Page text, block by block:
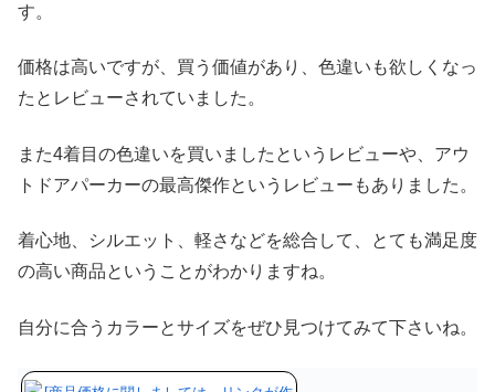
す。
価格は高いですが、買う価値があり、色違いも欲しくなっ
たとレビューされていました。
また4着目の色違いを買いましたというレビューや、アウ
トドアパーカーの最高傑作というレビューもありました。
着心地、シルエット、軽さなどを総合して、とても満足度
の高い商品ということがわかりますね。
自分に合うカラーとサイズをぜひ見つけてみて下さいね。